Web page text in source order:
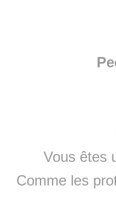
Vous êtes
Comme les